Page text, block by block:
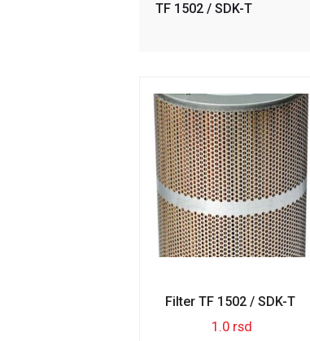
TF 1502 / SDK-T
Filter TF 1502 / SDK-T
1.0 rsd